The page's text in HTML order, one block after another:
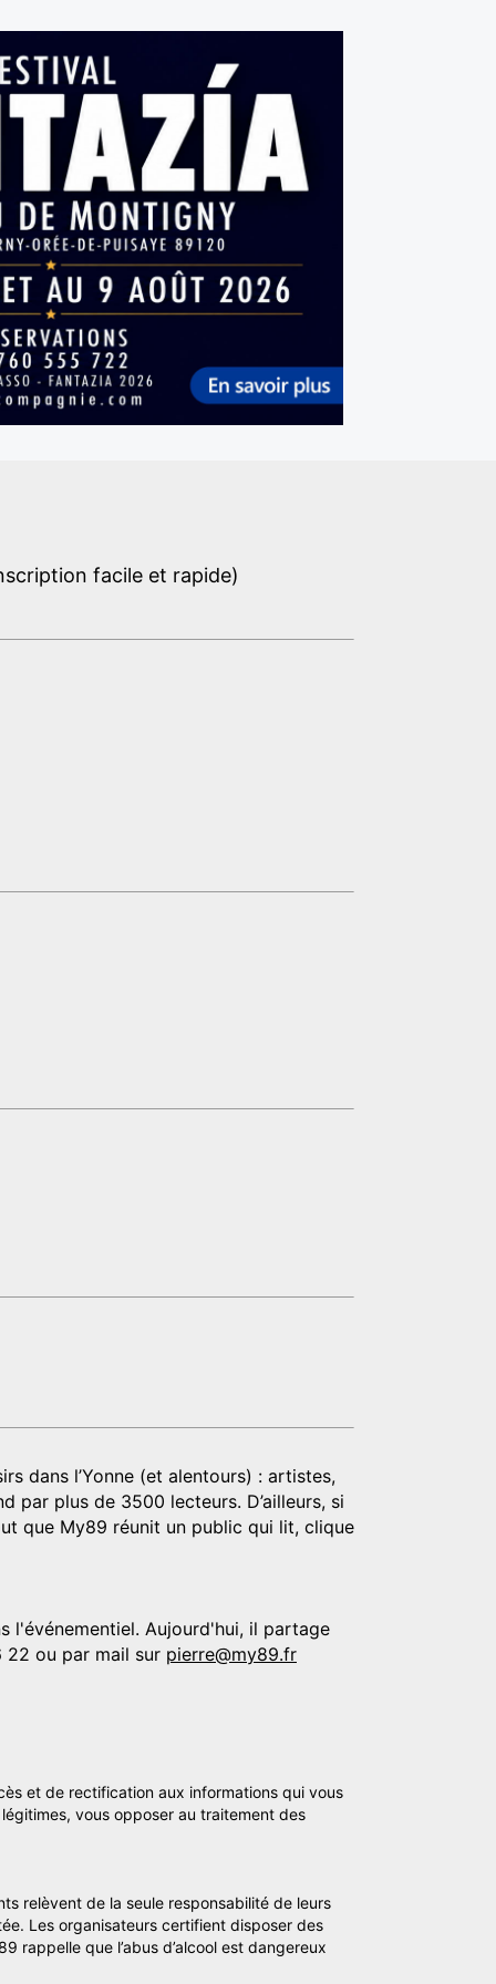
facile et rapide)
dans l’Yonne (et alentours) : artistes,
par plus de 3500 lecteurs. D’ailleurs, si
que My89 réunit un public qui lit, clique
l'événementiel. Aujourd'hui, il partage
ou par mail sur pierre@my89.fr
et de rectification aux informations qui vous
vous opposer au traitement des
relèvent de la seule responsabilité de leurs
Les organisateurs certifient disposer des
rappelle que l’abus d’alcool est dangereux